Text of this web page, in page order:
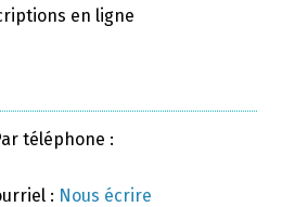
en ligne
téléphone :
: Nous écrire